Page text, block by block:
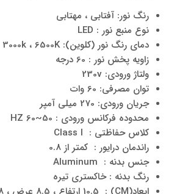
رنگ نور: آفتابی ، مهتابی
نوع منبع نور : LED
دمای رنگ نور (کلوین): 3000k ، 6500K
زاویه پخش نور : 60 درجه
ولتاژ ورودی: 230v
توان مصرفی: 60 وات
جریان ورودی: 270 میلی آمپر
محدوده فرکانس ورودی : 50~60 HZ
کلاس حفاظتی : Class I
راندمان درایور : کمتر از 0.8
جنس بدنه : Aluminum
رنگ بدنه : خاکستری تیره